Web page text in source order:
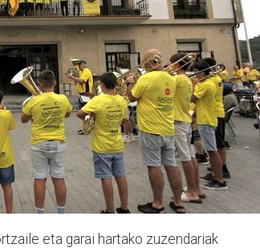
eta garai hartako zuzendariak